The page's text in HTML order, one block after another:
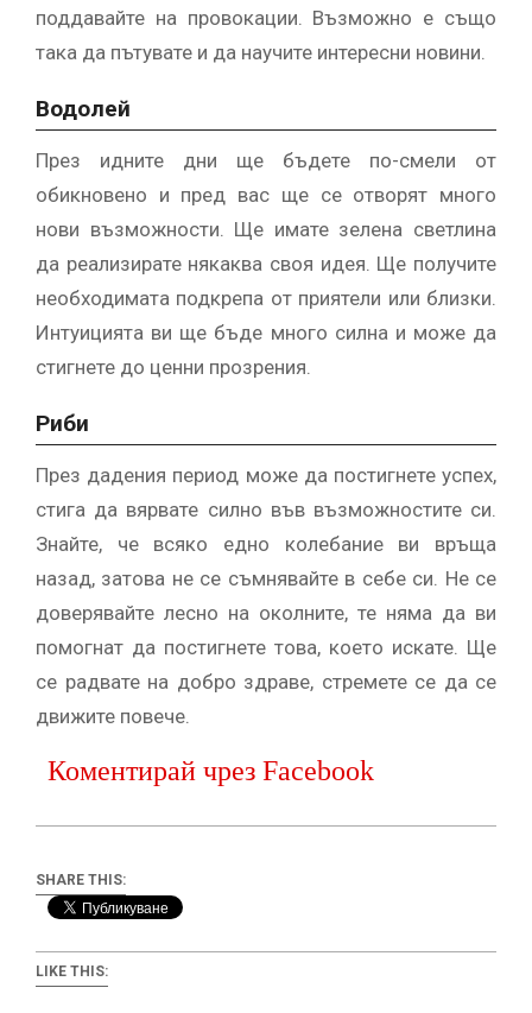
поддавайте на провокации. Възможно е също
така да пътувате и да научите интересни новини.
Водолей
През идните дни ще бъдете по-смели от
обикновено и пред вас ще се отворят много
нови възможности. Ще имате зелена светлина
да реализирате някаква своя идея. Ще получите
необходимата подкрепа от приятели или близки.
Интуицията ви ще бъде много силна и може да
стигнете до ценни прозрения.
Риби
През дадения период може да постигнете успех,
стига да вярвате силно във възможностите си.
Знайте, че всяко едно колебание ви връща
назад, затова не се съмнявайте в себе си. Не се
доверявайте лесно на околните, те няма да ви
помогнат да постигнете това, което искате. Ще
се радвате на добро здраве, стремете се да се
движите повече.
Коментирай чрез Facebook
SHARE THIS:
LIKE THIS: